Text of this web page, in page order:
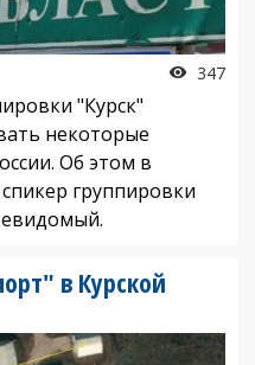
347
"Курск"
некоторые
Об этом в
группировки
в Курской